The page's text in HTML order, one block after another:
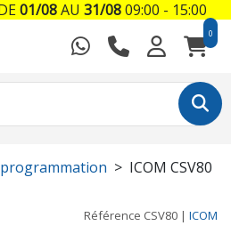
0
ICOM CSV80
Référence CSV80 | ICOM
01/08AU 31/0809:00 - 15:00